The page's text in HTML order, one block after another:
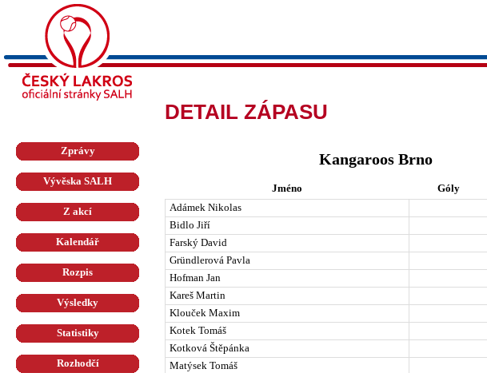
DETAIL ZÁPASU
Zprávy
Vývěska SALH
Z akcí
Kalendář
Rozpis
Výsledky
Statistiky
Rozhodčí
Kangaroos Brno
Jméno Góly
Adámek Nikolas
Bidlo Jiří
Farský David
Gründlerová Pavla
Hofman Jan
Kareš Martin
Klouček Maxim
Kotek Tomáš
Kotková Štěpánka
Matýsek Tomáš